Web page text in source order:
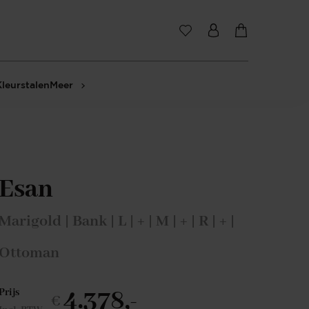
Meer
Esan
Marigold | Bank | L | + | M | + | R | + |
Ottoman
Prijs
€4.378,-